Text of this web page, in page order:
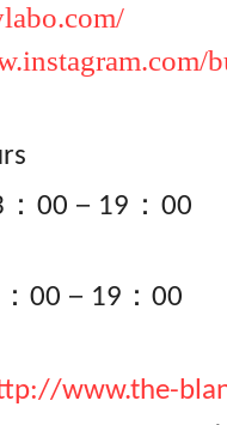
00－19：00
00－19：00
www.the-